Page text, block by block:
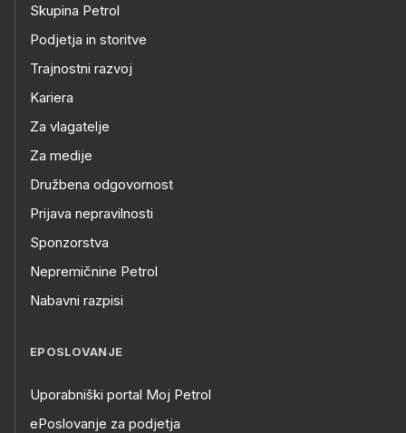
Skupina Petrol
Podjetja in storitve
Trajnostni razvoj
Kariera
Za vlagatelje
Za medije
Družbena odgovornost
Prijava nepravilnosti
Sponzorstva
Nepremičnine Petrol
Nabavni razpisi
EPOSLOVANJE
Uporabniški portal Moj Petrol
ePoslovanje za podjetja